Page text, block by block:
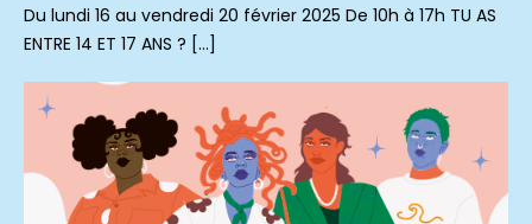
Du lundi 16 au vendredi 20 février 2025 De 10h à 17h TU AS
ENTRE 14 ET 17 ANS ? […]